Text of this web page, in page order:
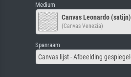
Medium
Canvas Leonardo (satijn)
(Canvas Venezia)
Spanraam